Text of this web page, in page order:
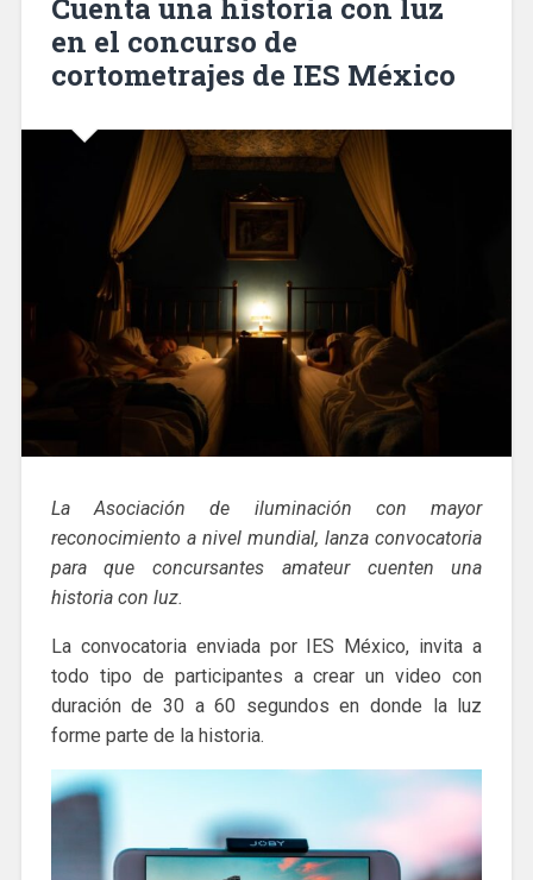
Cuenta una historia con luz
en el concurso de
cortometrajes de IES México
La Asociación de iluminación con mayor
reconocimiento a nivel mundial, lanza convocatoria
para que concursantes amateur cuenten una
historia con luz.
La convocatoria enviada por IES México, invita a
todo tipo de participantes a crear un video con
duración de 30 a 60 segundos en donde la luz
forme parte de la historia.